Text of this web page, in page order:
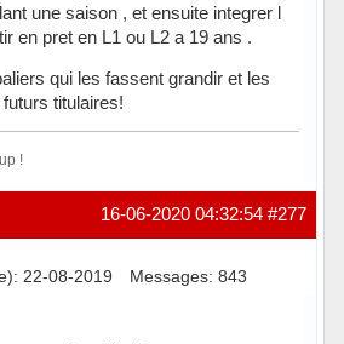
une saison , et ensuite integrer l
en pret en L1 ou L2 a 19 ans .
qui les fassent grandir et les
titulaires!
!
#277
16-06-2020 04:32:54
22-08-2019 Messages: 843